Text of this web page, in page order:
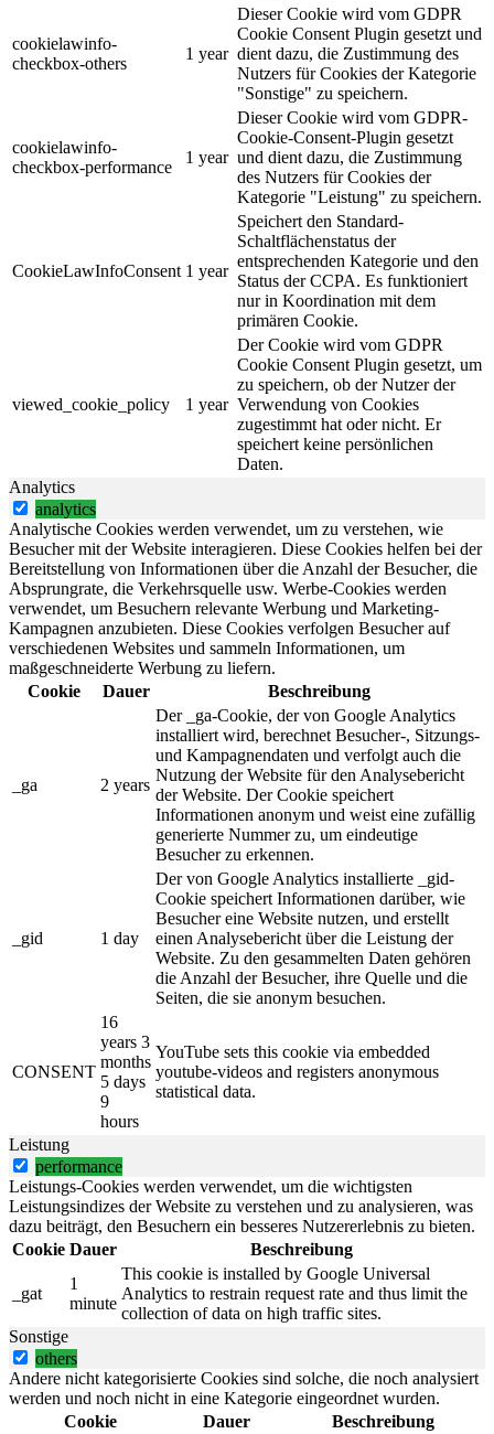
cookielawinfo-
checkbox-others
1 year
Dieser Cookie wird vom GDPR
Cookie Consent Plugin gesetzt und
dient dazu, die Zustimmung des
Nutzers für Cookies der Kategorie
"Sonstige" zu speichern.
cookielawinfo-
checkbox-performance
1 year
Dieser Cookie wird vom GDPR-
Cookie-Consent-Plugin gesetzt
und dient dazu, die Zustimmung
des Nutzers für Cookies der
Kategorie "Leistung" zu speichern.
CookieLawInfoConsent 1 year
Speichert den Standard-
Schaltflächenstatus der
entsprechenden Kategorie und den
Status der CCPA. Es funktioniert
nur in Koordination mit dem
primären Cookie.
viewed_cookie_policy 1 year
Der Cookie wird vom GDPR
Cookie Consent Plugin gesetzt, um
zu speichern, ob der Nutzer der
Verwendung von Cookies
zugestimmt hat oder nicht. Er
speichert keine persönlichen
Daten.
Analytics
analytics
Analytische Cookies werden verwendet, um zu verstehen, wie
Besucher mit der Website interagieren. Diese Cookies helfen bei der
Bereitstellung von Informationen über die Anzahl der Besucher, die
Absprungrate, die Verkehrsquelle usw. Werbe-Cookies werden
verwendet, um Besuchern relevante Werbung und Marketing-
Kampagnen anzubieten. Diese Cookies verfolgen Besucher auf
verschiedenen Websites und sammeln Informationen, um
maßgeschneiderte Werbung zu liefern.
Cookie
Dauer Beschreibung
_ga 2 years
Der _ga-Cookie, der von Google Analytics
installiert wird, berechnet Besucher-, Sitzungs-
und Kampagnendaten und verfolgt auch die
Nutzung der Website für den Analysebericht
der Website. Der Cookie speichert
Informationen anonym und weist eine zufällig
generierte Nummer zu, um eindeutige
Besucher zu erkennen.
_gid 1 day
Der von Google Analytics installierte _gid-
Cookie speichert Informationen darüber, wie
Besucher eine Website nutzen, und erstellt
einen Analysebericht über die Leistung der
Website. Zu den gesammelten Daten gehören
die Anzahl der Besucher, ihre Quelle und die
Seiten, die sie anonym besuchen.
CONSENT
16
years 3
months
5 days
9
hours
YouTube sets this cookie via embedded
youtube-videos and registers anonymous
statistical data.
Leistung
performance
Leistungs-Cookies werden verwendet, um die wichtigsten
Leistungsindizes der Website zu verstehen und zu analysieren, was
dazu beiträgt, den Besuchern ein besseres Nutzererlebnis zu bieten.
Cookie Dauer Beschreibung
_gat
1
minute
This cookie is installed by Google Universal
Analytics to restrain request rate and thus limit the
collection of data on high traffic sites.
Sonstige
others
Andere nicht kategorisierte Cookies sind solche, die noch analysiert
werden und noch nicht in eine Kategorie eingeordnet wurden.
Cookie
Dauer
Beschreibung